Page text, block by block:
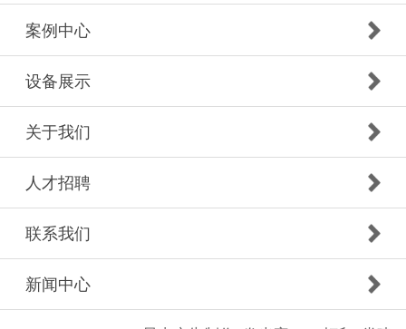
案例中心
设备展示
关于我们
人才招聘
联系我们
新闻中心